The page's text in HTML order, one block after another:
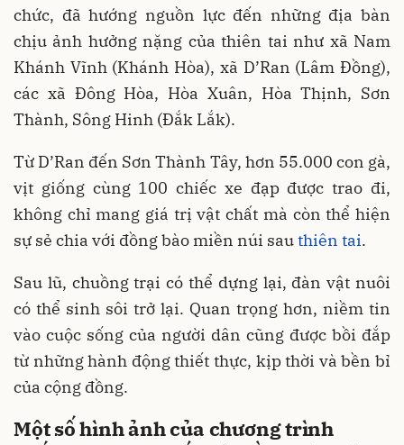
chức, đã hướng nguồn lực đến những địa bàn
chịu ảnh hưởng nặng của thiên tai như xã Nam
Khánh Vĩnh (Khánh Hòa), xã D’Ran (Lâm Đồng),
các xã Đông Hòa, Hòa Xuân, Hòa Thịnh, Sơn
Thành, Sông Hinh (Đắk Lắk).
Từ D’Ran đến Sơn Thành Tây, hơn 55.000 con gà,
vịt giống cùng 100 chiếc xe đạp được trao đi,
không chỉ mang giá trị vật chất mà còn thể hiện
sự sẻ chia với đồng bào miền núi sauthiên tai.
Sau lũ, chuồng trại có thể dựng lại, đàn vật nuôi
có thể sinh sôi trở lại. Quan trọng hơn, niềm tin
vào cuộc sống của người dân cũng được bồi đắp
từ những hành động thiết thực, kịp thời và bền bỉ
của cộng đồng.
Một số hình ảnh của chương trình